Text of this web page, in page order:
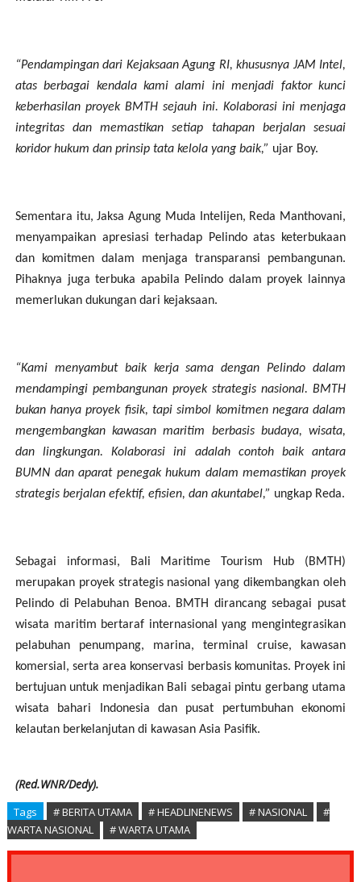
“Pendampingan dari Kejaksaan Agung RI, khususnya JAM Intel,
atas berbagai kendala kami alami ini menjadi faktor kunci
keberhasilan proyek BMTH sejauh ini. Kolaborasi ini menjaga
integritas dan memastikan setiap tahapan berjalan sesuai
koridor hukum dan prinsip tata kelola yang baik,” ujar Boy.
Sementara itu, Jaksa Agung Muda Intelijen, Reda Manthovani,
menyampaikan apresiasi terhadap Pelindo atas keterbukaan
dan komitmen dalam menjaga transparansi pembangunan.
Pihaknya juga terbuka apabila Pelindo dalam proyek lainnya
memerlukan dukungan dari kejaksaan.
“Kami menyambut baik kerja sama dengan Pelindo dalam
mendampingi pembangunan proyek strategis nasional. BMTH
bukan hanya proyek fisik, tapi simbol komitmen negara dalam
mengembangkan kawasan maritim berbasis budaya, wisata,
dan lingkungan. Kolaborasi ini adalah contoh baik antara
BUMN dan aparat penegak hukum dalam memastikan proyek
strategis berjalan efektif, efisien, dan akuntabel,” ungkap Reda.
Sebagai informasi, Bali Maritime Tourism Hub (BMTH)
merupakan proyek strategis nasional yang dikembangkan oleh
Pelindo di Pelabuhan Benoa. BMTH dirancang sebagai pusat
wisata maritim bertaraf internasional yang mengintegrasikan
pelabuhan penumpang, marina, terminal cruise, kawasan
komersial, serta area konservasi berbasis komunitas. Proyek ini
bertujuan untuk menjadikan Bali sebagai pintu gerbang utama
wisata bahari Indonesia dan pusat pertumbuhan ekonomi
kelautan berkelanjutan di kawasan Asia Pasifik.
(Red.WNR/Dedy).
Tags # BERITA UTAMA # HEADLINENEWS # NASIONAL
#
WARTA NASIONAL
# WARTA UTAMA